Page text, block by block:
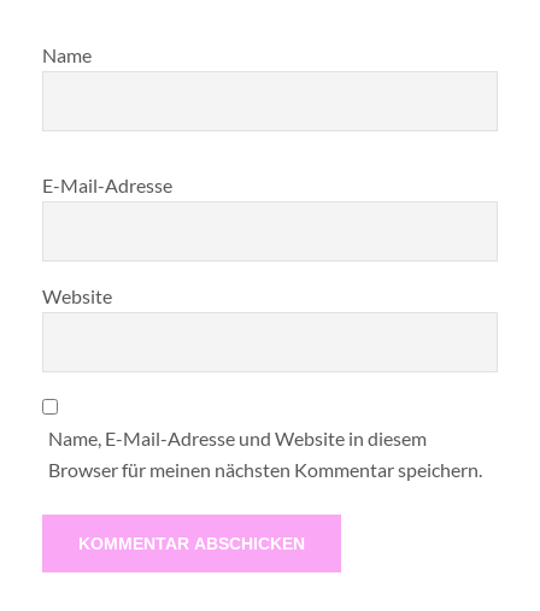
Name
E-Mail-Adresse
Website
Name, E-Mail-Adresse und Website in diesem
Browser für meinen nächsten Kommentar speichern.